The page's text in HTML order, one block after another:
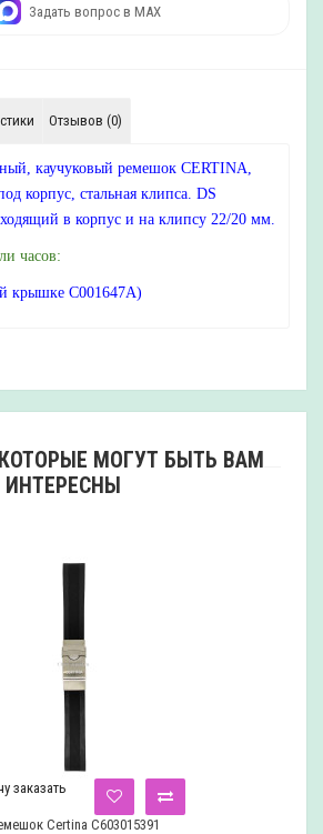
Задать вопрос в MAX
Отзывов (0)
каучуковый ремешок CERTINA,
корпус, стальная клипса. DS
в корпус и на клипсу 22/20 мм.
часов:
крышке C001647A)
МОГУТ БЫТЬ ВАМ
ИНТЕРЕСНЫ
заказать
Certina C603015391